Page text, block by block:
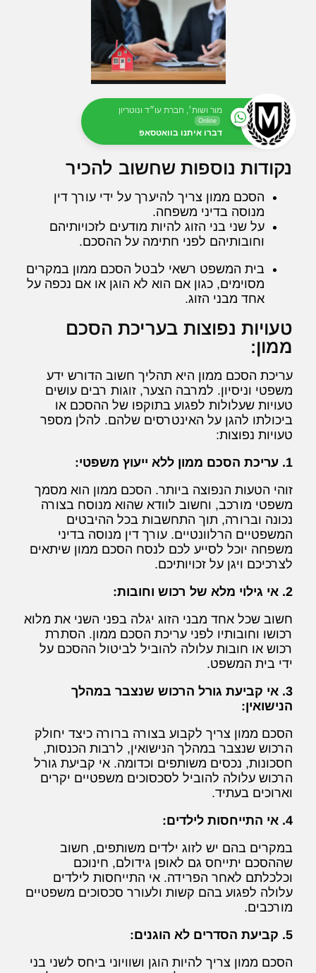
מור ושות׳, חברת עו״ד ונוטריון
Online
דברו איתנו בוואטסאפ
נקודות נוספות שחשוב להכיר
הסכם ממון צריך להיערך על ידי עורך דין
מנוסה בדיני משפחה.
על שני בני הזוג להיות מודעים לזכויותיהם
וחובותיהם לפני חתימה על ההסכם.
בית המשפט רשאי לבטל הסכם ממון במקרים
מסוימים, כגון אם הוא לא הוגן או אם נכפה על
אחד מבני הזוג.
טעויות נפוצות בעריכת הסכם
ממון:
עריכת הסכם ממון היא תהליך חשוב הדורש ידע
משפטי וניסיון. למרבה הצער, זוגות רבים עושים
טעויות שעלולות לפגוע בתוקפו של ההסכם או
ביכולתו להגן על האינטרסים שלהם. להלן מספר
טעויות נפוצות:
1. עריכת הסכם ממון ללא ייעוץ משפטי:
זוהי הטעות הנפוצה ביותר. הסכם ממון הוא מסמך
משפטי מורכב, וחשוב לוודא שהוא מנוסח בצורה
נכונה וברורה, תוך התחשבות בכל ההיבטים
המשפטיים הרלוונטיים. עורך דין מנוסה בדיני
משפחה יוכל לסייע לכם לנסח הסכם ממון שיתאים
לצרכיכם ויגן על זכויותיכם.
2. אי גילוי מלא של רכוש וחובות:
חשוב שכל אחד מבני הזוג יגלה בפני השני את מלוא
רכושו וחובותיו לפני עריכת הסכם ממון. הסתרת
רכוש או חובות עלולה להוביל לביטול ההסכם על
ידי בית המשפט.
3. אי קביעת גורל הרכוש שנצבר במהלך
הנישואין:
הסכם ממון צריך לקבוע בצורה ברורה כיצד יחולק
הרכוש שנצבר במהלך הנישואין, לרבות הכנסות,
חסכונות, נכסים משותפים וכדומה. אי קביעת גורל
הרכוש עלולה להוביל לסכסוכים משפטיים יקרים
וארוכים בעתיד.
4. אי התייחסות לילדים:
במקרים בהם יש לזוג ילדים משותפים, חשוב
שההסכם יתייחס גם לאופן גידולם, חינוכם
וכלכלתם לאחר הפרידה. אי התייחסות לילדים
עלולה לפגוע בהם קשות ולעורר סכסוכים משפטיים
מורכבים.
5. קביעת הסדרים לא הוגנים:
הסכם ממון צריך להיות הוגן ושוויוני ביחס לשני בני